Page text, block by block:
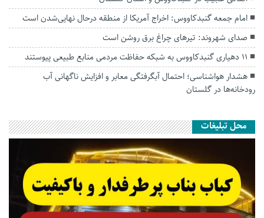
امام جمعه گنبدکاووس: اخراج آمریکا از منطقه درحال نهایی‌شدن است
صدای شهروند: تیرهای چراغ برق روشن است
۱۱ دهیاری گنبدکاووس به شبکه حفاظت مردمی منابع طبیعی پیوستند
هشدار هواشناسی؛ احتمال آبگرفتگی معابر و افزایش ناگهانی آب
رودخانه‌ها در گلستان
محل تبلیغات